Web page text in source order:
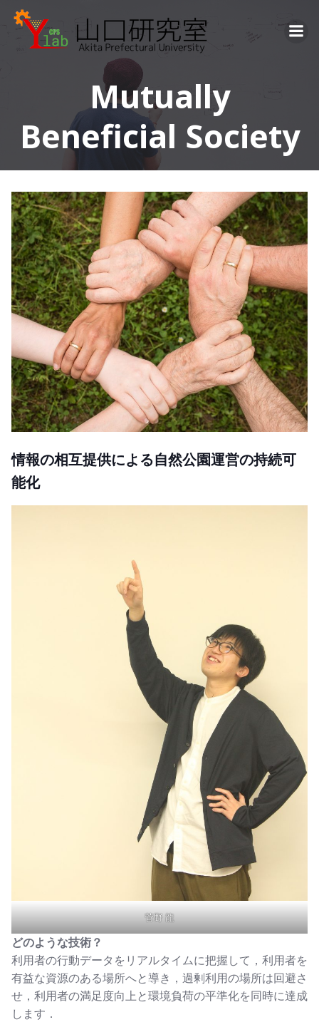
ン
テ
へ
ス
キ
ッ
Mutually
Beneficial Society
情報の相互提供による自然公園運営の持続可
能化
菅野 龍
どのような技術？
利用者の行動データをリアルタイムに把握して，利用者を
有益な資源のある場所へと導き，過剰利用の場所は回避さ
せ，利用者の満足度向上と環境負荷の平準化を同時に達成
します．